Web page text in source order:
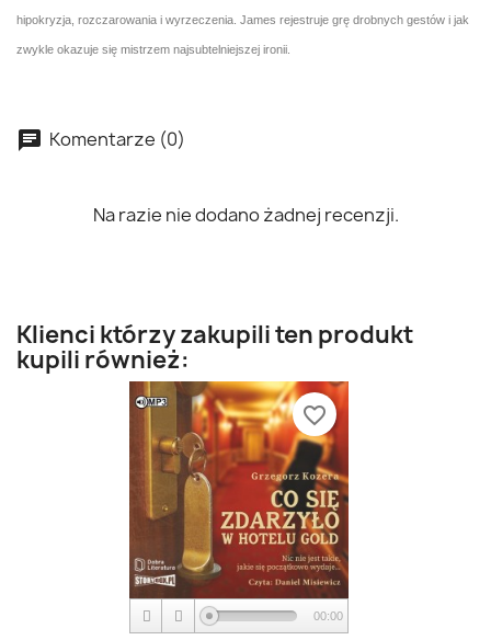
hipokryzja, rozczarowania i wyrzeczenia. James rejestruje grę drobnych gestów i jak
zwykle okazuje się mistrzem najsubtelniejszej ironii.
Komentarze (0)
Na razie nie dodano żadnej recenzji.
Klienci którzy zakupili ten produkt
kupili również:
00:00
favorite_border